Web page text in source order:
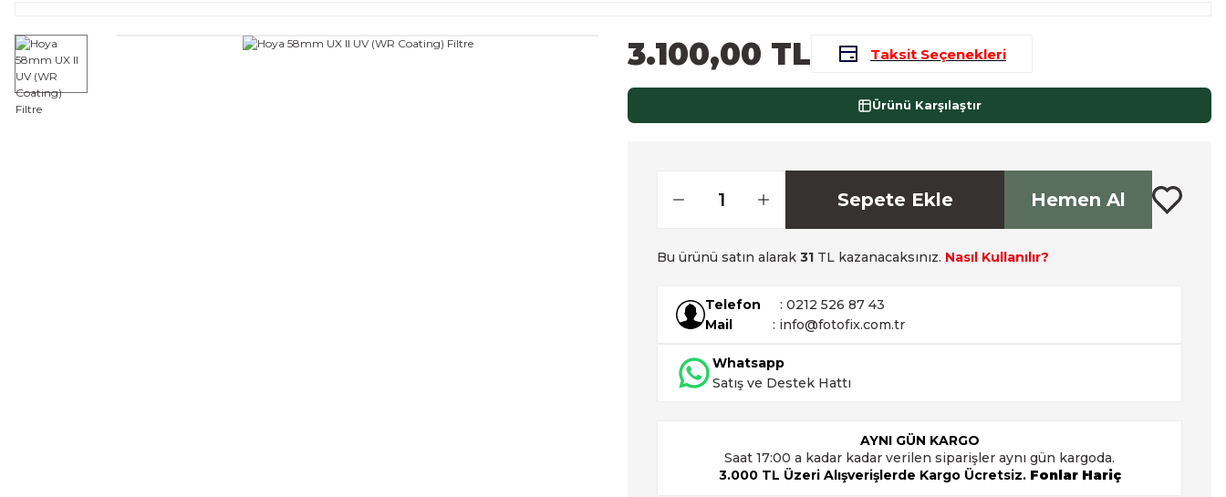
3.100,00 TL Taksit Seçenekleri
Ürünü Karşılaştır
Sepete Ekle Hemen Al
Bu ürünü satın alarak 31 TL kazanacaksınız. Nasıl Kullanılır?
Telefon
: 0212 526 87 43
Mail
: info@fotofix.com.tr
Whatsapp
Satış ve Destek Hattı
AYNI GÜN KARGO
Saat 17:00 a kadar kadar verilen siparişler aynı gün kargoda.
3.000 TL Üzeri Alışverişlerde Kargo Ücretsiz. Fonlar Hariç